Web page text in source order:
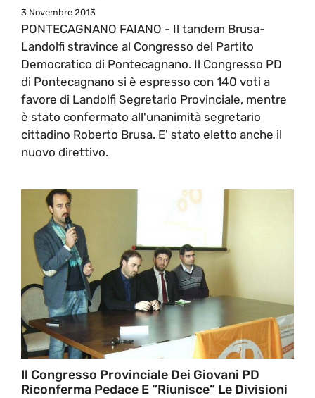
3 Novembre 2013
PONTECAGNANO FAIANO - Il tandem Brusa-
Landolfi stravince al Congresso del Partito
Democratico di Pontecagnano. Il Congresso PD
di Pontecagnano si è espresso con 140 voti a
favore di Landolfi Segretario Provinciale, mentre
è stato confermato all'unanimità segretario
cittadino Roberto Brusa. E' stato eletto anche il
nuovo direttivo.
Il Congresso Provinciale Dei Giovani PD
Riconferma Pedace E “riunisce” Le Divisioni